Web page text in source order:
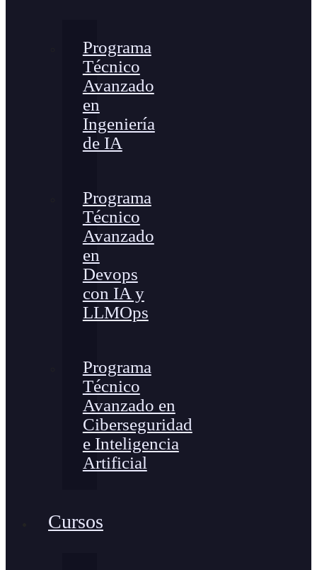
Programa
Técnico
Avanzado
en
Ingeniería
de IA
Programa
Técnico
Avanzado
en
Devops
con IA y
LLMOps
Programa
Técnico
Avanzado en
Ciberseguridad
e Inteligencia
Artificial
Cursos